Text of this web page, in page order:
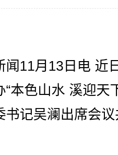
11月13日电 近
本色山水 溪迎天
书记吴澜出席会